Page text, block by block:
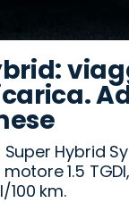
Hybrid
1.5
km.